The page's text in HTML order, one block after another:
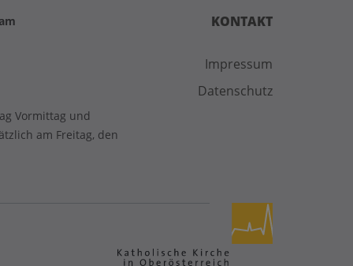
KONTAKT
Impressum
Datenschutz
Vormittag und
am Freitag, den